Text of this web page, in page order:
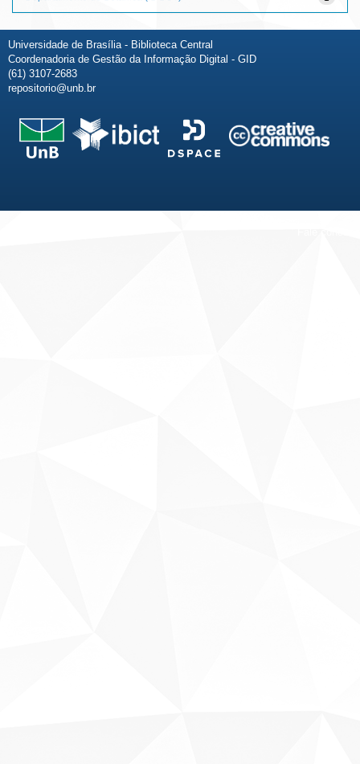
Universidade de Brasília - Biblioteca Central
Coordenadoria de Gestão da Informação Digital - GID
(61) 3107-2683
repositorio@unb.br